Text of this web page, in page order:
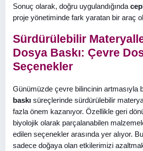
Sonuç olarak, doğru uygulandığında
proje yönetiminde fark yaratan bir araç
Sürdürülebilir
Dosya Baskı: Çevre
Seçenekler
Günümüzde çevre bilincinin artmasıyla
baskı süreçlerinde sürdürülebilir
fazla önem kazanıyor. Özellikle geri
biyolojik olarak parçalanabilen
edilen seçenekler arasında yer alıyor.
sadece doğaya olan etkilerimizi